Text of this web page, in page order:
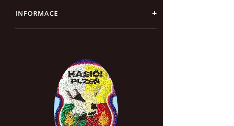
INFORMACE